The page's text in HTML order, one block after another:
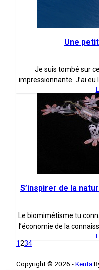
Une
Je suis tombé sur
impressionnante. J’ai eu
S’inspirer de la
Le biomimétisme tu
l’économie de la
1234
Copyright © 2026 -Kenta